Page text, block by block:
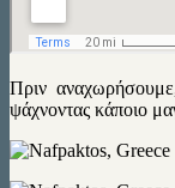
Πριν
ψάχνοντας κάποιο